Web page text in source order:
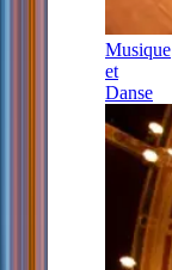
Musique
et
Danse